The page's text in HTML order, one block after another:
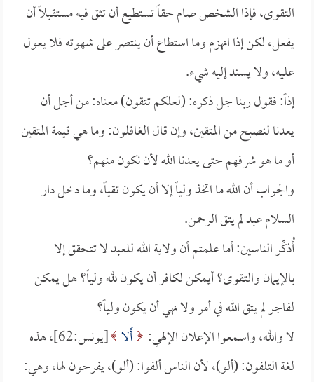
التقوى، فإذا الشخص صام حقاً تستطيع أن تثق فيه مستقبلاً أن
يفعل، لكن إذا انهزم وما استطاع أن ينتصر على شهوته فلا يعول
عليه، ولا يسند إليه شيء.
إذاً: فقول ربنا جل ذكره: (لعلكم تتقون) معناه: من أجل أن
يعدنا لنصبح من المتقين، وإن قال الغافلون: وما هي قيمة المتقين
أو ما هو شرفهم حتى يعدنا الله لأن نكون منهم؟
والجواب أن الله ما اتخذ ولياً إلا أن يكون تقياً، وما دخل دار
السلام عبد لم يتق الرحمن.
أُذكِّر الناسين: أما علمتم أن ولاية الله للعبد لا تتحقق إلا
بالإيمان والتقوى؟ أيمكن لكافر أن يكون لله ولياً؟ هل يمكن
لفاجر لم يتق الله في أمر ولا نهي أن يكون ولياً؟
لا والله، واسمعوا الإعلان الإلهي: أَلا
[يونس:62]، هذه
لغة التلفون: (ألو)، لأن الناس ألفوا: (ألو)، يفرحون لها، وهي: